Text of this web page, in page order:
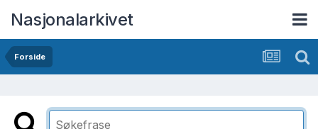
Nasjonalarkivet
Forside